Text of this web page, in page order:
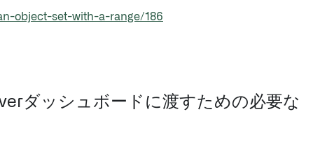
object-set-with-a-range/186
ダッシュボードに渡すための必要な